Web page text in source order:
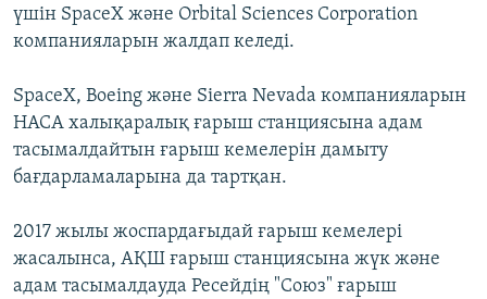
үшін SpaceX және Orbital Sciences Corporation
компанияларын жалдап келеді.
SpaceX, Boeing және Sierra Nevada компанияларын
НАСА халықаралық ғарыш станциясына адам
тасымалдайтын ғарыш кемелерін дамыту
бағдарламаларына да тартқан.
2017 жылы жоспардағыдай ғарыш кемелері
жасалынса, АҚШ ғарыш станциясына жүк және
адам тасымалдауда Ресейдің "Союз" ғарыш